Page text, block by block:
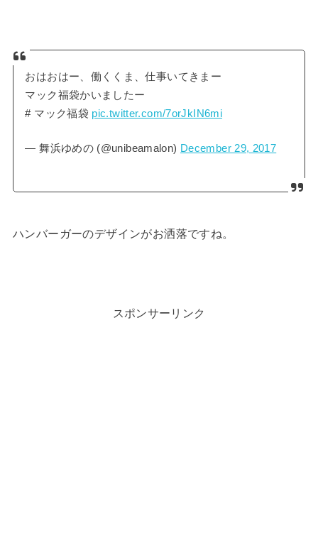
おはおはー、働くくま、仕事いてきまー
マック福袋かいましたー
# マック福袋 pic.twitter.com/7orJkIN6mi
— 舞浜ゆめの (@unibeamalon) December 29, 2017
ハンバーガーのデザインがお洒落ですね。
スポンサーリンク